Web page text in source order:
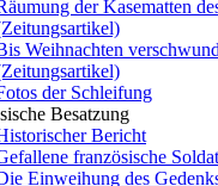
der Kasematten
Weihnachten
der Schleifung
Besatzung
Bericht
französische
Einweihung des